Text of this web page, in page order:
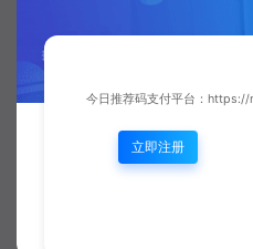
UniApp实战：从零构建跨平台短
今日推荐码支付平台：
立即注册